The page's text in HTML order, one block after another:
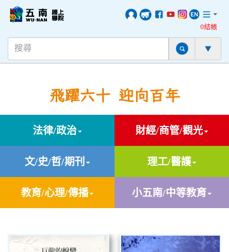
0結帳
飛躍六十 迎向百年
法律/政治 財經/商管/觀光
文/史/哲/期刊 理工/醫護
教育/心理/傳播 小五南/中等教育